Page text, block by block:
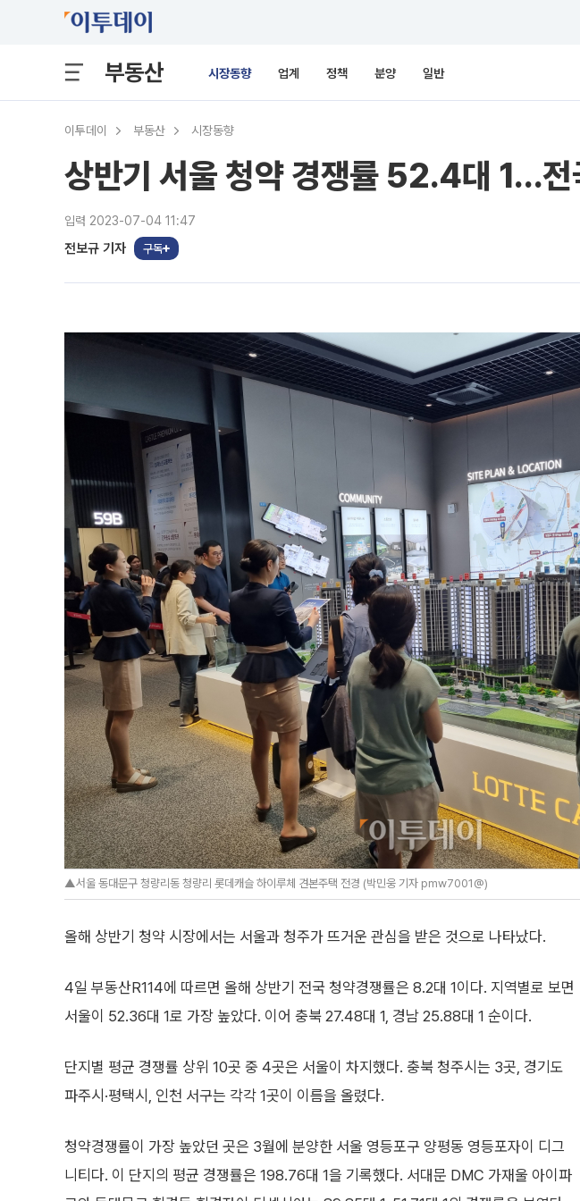
부동산 시장동향 업계 정책 분양 일반
이투데이 부동산 시장동향
상반기 서울 청약 경쟁률 52.4대 1…
입력 2023-07-04 11:47
전보규 기자 구독
▲서울 동대문구 청량리동 청량리 롯데캐슬 하이루체 견본주택 전경 (박민웅 기자 pmw7001@)
올해 상반기 청약 시장에서는 서울과 청주가 뜨거운 관심을 받은 것으로 나타났다.
4일 부동산R114에 따르면 올해 상반기 전국 청약경쟁률은 8.2대 1이다. 지역별로 보면
서울이 52.36대 1로 가장 높았다. 이어 충북 27.48대 1, 경남 25.88대 1 순이다.
단지별 평균 경쟁률 상위 10곳 중 4곳은 서울이 차지했다. 충북 청주시는 3곳, 경기도
파주시·평택시, 인천 서구는 각각 1곳이 이름을 올렸다.
청약경쟁률이 가장 높았던 곳은 3월에 분양한 서울 영등포구 양평동 영등포자이 디그
니티다. 이 단지의 평균 경쟁률은 198.76대 1을 기록했다. 서대문 DMC 가재울 아이파